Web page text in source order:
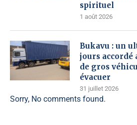
spirituel
1 août 2026
Bukavu : un
jours
de gros
évacuer
31 juillet 2026
Sorry, No comments found.